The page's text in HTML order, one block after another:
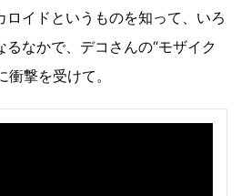
ロイドというものを知って、いろ
なかで、デコさんの“モザイク
衝撃を受けて。